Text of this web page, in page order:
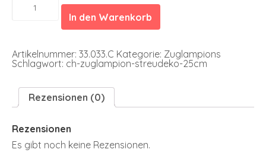
Zuglampion
Streudeko
In den Warenkorb
Artikelnummer: 33.033.C Kategorie: Zuglampions
Schlagwort: ch-zuglampion-streudeko-25cm
Rezensionen (0)
Rezensionen
Es gibt noch keine Rezensionen.